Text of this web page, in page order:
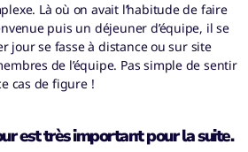
Là où on avait l’habitude de faire
puis un déjeuner d’équipe, il se
jour se fasse à distance ou sur site
de l’équipe. Pas simple de sentir
cas de figure !
est très important pour la suite.